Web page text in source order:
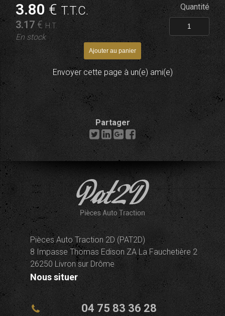
3.80€T.T.C.
3.17 € H.T.
En stock
Quantité
Envoyer cette page à un(e) ami(e)
Partager
Pièces Auto Traction 2D (PAT2D)
8 Impasse Thomas Edison ZA La Fauchetière 2
26250 Livron sur Drôme
Nous situer
04 75 83 36 28